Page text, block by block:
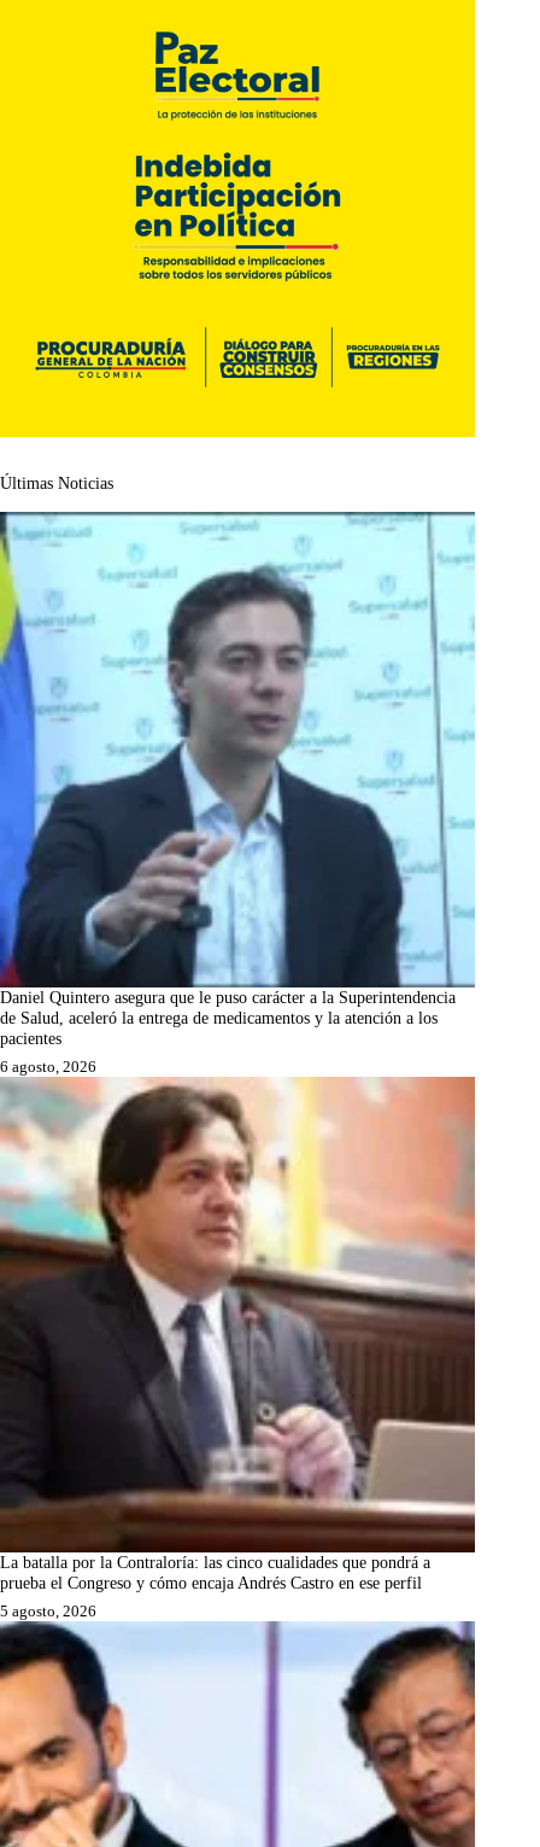
Últimas Noticias
Daniel Quintero asegura que le puso carácter a la Superintendencia
de Salud, aceleró la entrega de medicamentos y la atención a los
pacientes
6 agosto, 2026
La batalla por la Contraloría: las cinco cualidades que pondrá a
prueba el Congreso y cómo encaja Andrés Castro en ese perfil
5 agosto, 2026